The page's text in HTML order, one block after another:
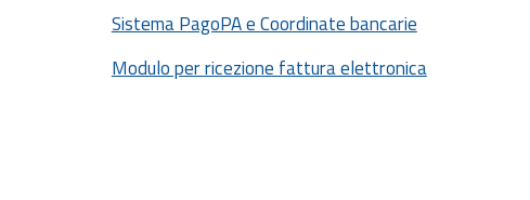
Sistema PagoPA e Coordinate bancarie
Modulo per ricezione fattura elettronica